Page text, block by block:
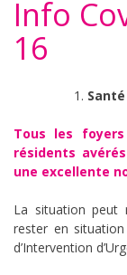
Info
16
Tous les
résidents
une excellente
La situation peut
rester en
d’Intervention